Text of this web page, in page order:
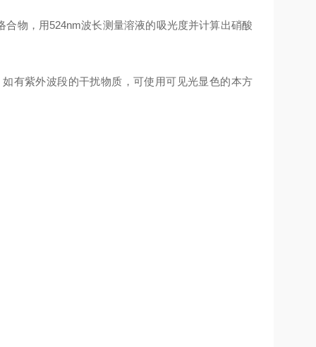
物，用524nm波长测量溶液的吸光度并计算出硝酸
有紫外波段的干扰物质，可使用可见光显色的本方